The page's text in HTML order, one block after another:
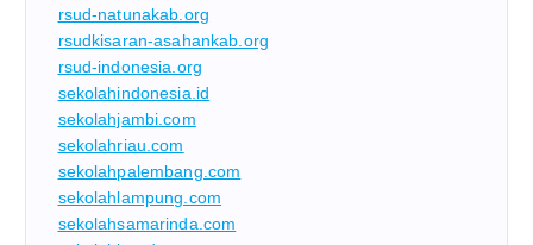
rsud-natunakab.org
rsudkisaran-asahankab.org
rsud-indonesia.org
sekolahindonesia.id
sekolahjambi.com
sekolahriau.com
sekolahpalembang.com
sekolahlampung.com
sekolahsamarinda.com